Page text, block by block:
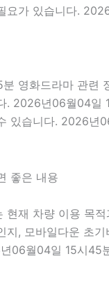
요가 있습니다.
영화드라마 관련
. 2026년06월04일
있습니다. 2026년
좋은 내용
현재 차량 이용 목
지, 모바일다운 초
06월04일 15시45